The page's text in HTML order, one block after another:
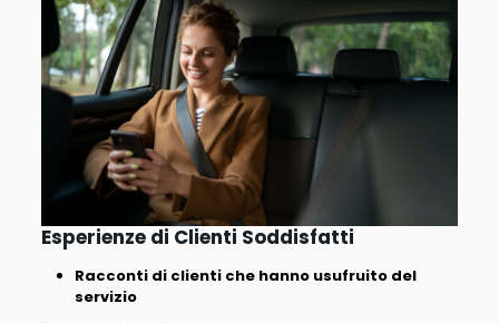
Esperienze di Clienti Soddisfatti
Racconti di clienti che hanno usufruito del
servizio